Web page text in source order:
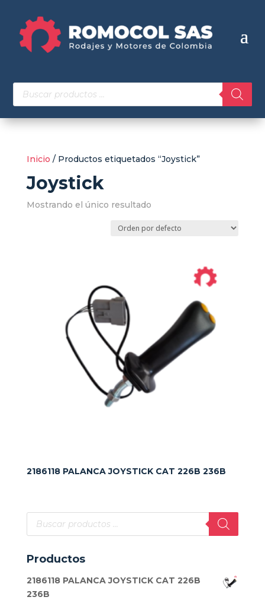
Búsqueda
de
productos
Inicio / Productos etiquetados “Joystick”
Joystick
Mostrando el único resultado
2186118 PALANCA JOYSTICK CAT 226B 236B
Búsqueda
productos
Productos
2186118 PALANCA JOYSTICK CAT 226B
236B